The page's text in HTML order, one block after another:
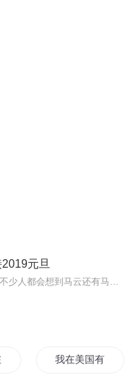
元旦
界 我在美国有块田